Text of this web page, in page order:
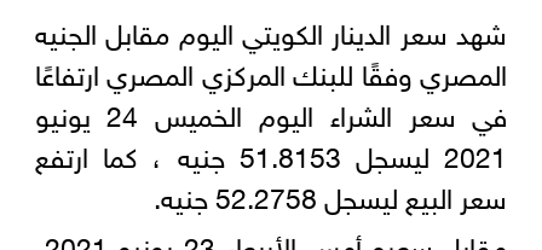
شهد سعر الدينار الكويتي اليوم مقابل الجنيه
المصري وفقًا للبنك ‏المركزي المصري ارتفاعًا
في سعر الشراء اليوم الخميس 24 يونيو
2021 ليسجل 51.8153 جنيه ، كما ارتفع
سعر البيع ليسجل 52.2758 جنيه.‎